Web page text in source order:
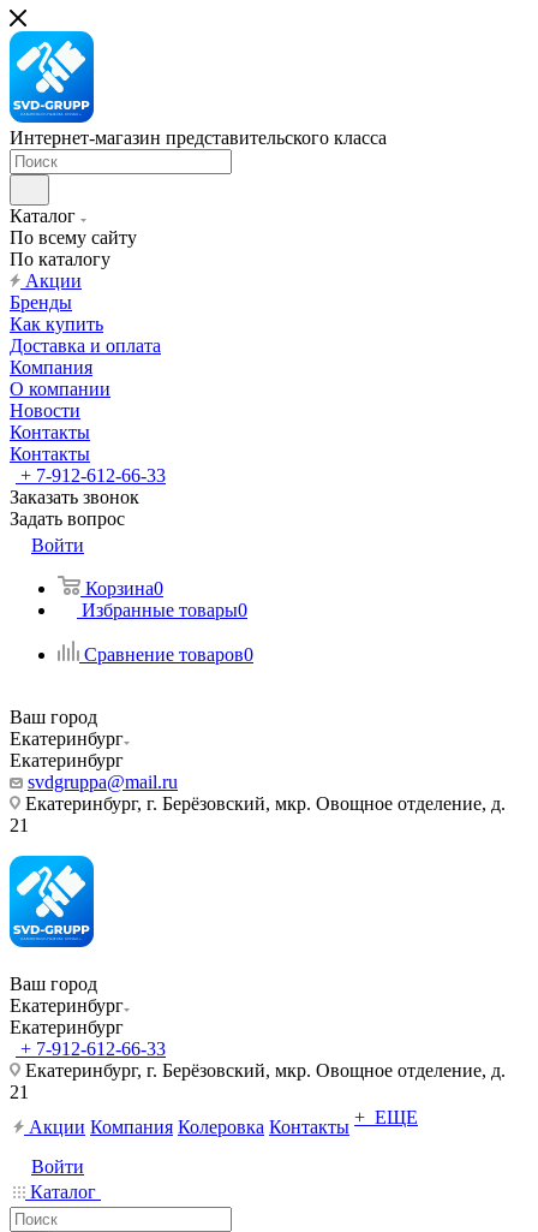
Интернет-магазин представительского класса
Каталог
По всему сайту
По каталогу
Акции
Бренды
Как купить
Доставка и оплата
Компания
О компании
Новости
Контакты
Контакты
+ 7-912-612-66-33
Заказать звонок
Задать вопрос
Войти
Корзина0
Избранные товары0
Сравнение товаров0
Ваш город
Екатеринбург
Екатеринбург
svdgruppa@mail.ru
Екатеринбург, г. Берёзовский, мкр. Овощное отделение, д.
21
Ваш город
Екатеринбург
Екатеринбург
+ 7-912-612-66-33
Екатеринбург, г. Берёзовский, мкр. Овощное отделение, д.
21
Акции Компания Колеровка Контакты + ЕЩЕ
Войти
Каталог